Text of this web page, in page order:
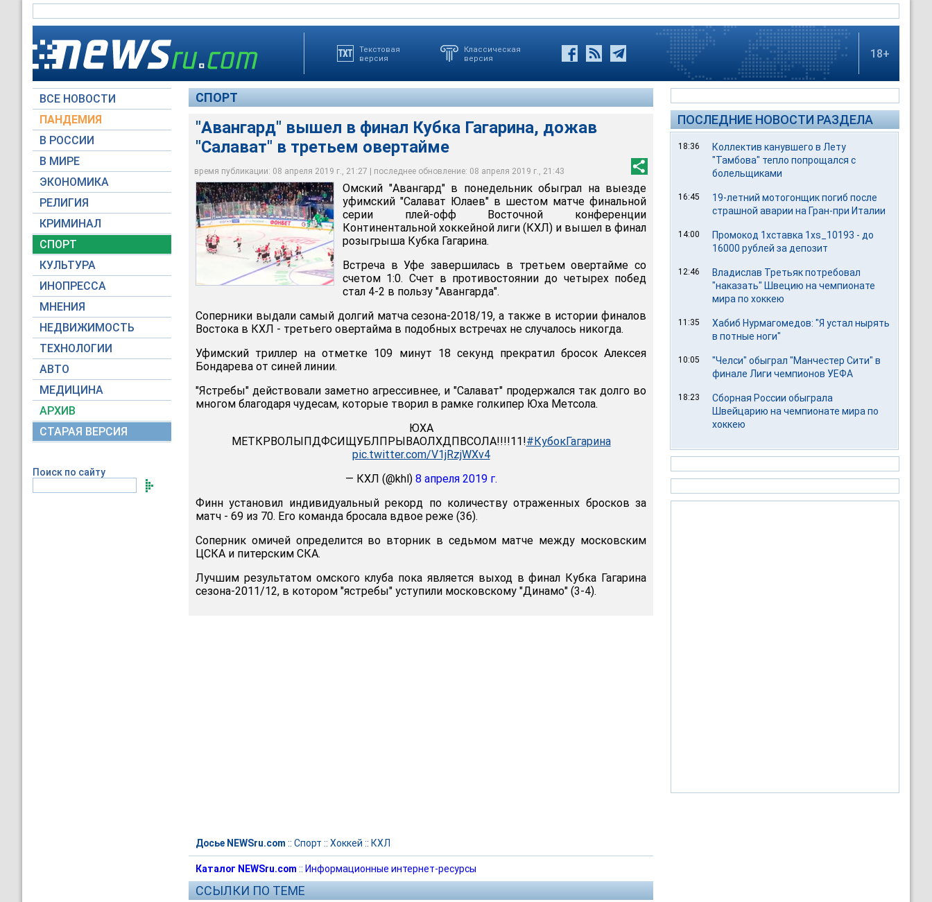
Текстовая
версия
Классическая
версия
18+
ВСЕ НОВОСТИ
ПАНДЕМИЯ
В РОССИИ
В МИРЕ
ЭКОНОМИКА
РЕЛИГИЯ
КРИМИНАЛ
СПОРТ
КУЛЬТУРА
ИНОПРЕССА
МНЕНИЯ
НЕДВИЖИМОСТЬ
ТЕХНОЛОГИИ
АВТО
МЕДИЦИНА
АРХИВ
СТАРАЯ ВЕРСИЯ
Поиск по сайту
СПОРТ
"Авангард" вышел в финал Кубка Гагарина, дожав
"Салават" в третьем овертайме
время публикации: 08 апреля 2019 г., 21:27 | последнее обновление: 08 апреля 2019 г., 21:43
"Авангард" вышел в финал Кубка Гагарина, дожав "Салават" в третьем овертайме
ХК Авангард ‏/ Twitter
Омский "Авангард" в понедельник обыграл на выезде
уфимский "Салават Юлаев" в шестом матче финальной
серии плей-офф Восточной конференции
Континентальной хоккейной лиги (КХЛ) и вышел в финал
розыгрыша Кубка Гагарина.
Встреча в Уфе завершилась в третьем овертайме со
счетом 1:0. Счет в противостоянии до четырех побед
стал 4-2 в пользу "Авангарда".
Соперники выдали самый долгий матча сезона-2018/19, а также в истории финалов
Востока в КХЛ - третьего овертайма в подобных встречах не случалось никогда.
Уфимский триллер на отметке 109 минут 18 секунд прекратил бросок Алексея
Бондарева от синей линии.
"Ястребы" действовали заметно агрессивнее, и "Салават" продержался так долго во
многом благодаря чудесам, которые творил в рамке голкипер Юха Метсола.
ЮХА
МЕТКРВОЛЫПДФСИЩУБЛПРЫВАОЛХДПВСОЛА!!!!11!#КубокГагарина
pic.twitter.com/V1jRzjWXv4
— КХЛ (@khl) 8 апреля 2019 г.
Финн установил индивидуальный рекорд по количеству отраженных бросков за
матч - 69 из 70. Его команда бросала вдвое реже (36).
Соперник омичей определится во вторник в седьмом матче между московским
ЦСКА и питерским СКА.
Лучшим результатом омского клуба пока является выход в финал Кубка Гагарина
сезона-2011/12, в котором "ястребы" уступили московскому "Динамо" (3-4).
Досье NEWSru.com :: Спорт :: Хоккей :: КХЛ
Каталог NEWSru.com :: Информационные интернет-ресурсы
ССЫЛКИ ПО ТЕМЕ
ПОСЛЕДНИЕ НОВОСТИ РАЗДЕЛА
18:36
Коллектив канувшего в Лету
"Тамбова" тепло попрощался с
болельщиками
16:45
19-летний мотогонщик погиб после
страшной аварии на Гран-при Италии
14:00
Промокод 1хставка 1xs_10193 - до
16000 рублей за депозит
12:46
Владислав Третьяк потребовал
"наказать" Швецию на чемпионате
мира по хоккею
11:35
Хабиб Нурмагомедов: "Я устал нырять
в потные ноги"
10:05
"Челси" обыграл "Манчестер Сити" в
финале Лиги чемпионов УЕФА
18:23
Сборная России обыграла
Швейцарию на чемпионате мира по
хоккею